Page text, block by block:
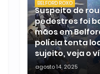
BELFORD ROXO
Suspeito de
pedestres foi
mãos em
polícia tenta
sujeito, veja o
agosto 14, 2025